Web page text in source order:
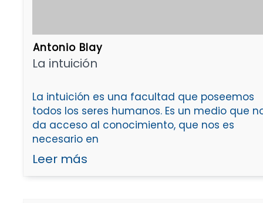
Antonio Blay
La intuición
La intuición es una facultad que poseemos
todos los seres humanos. Es un medio que
da acceso al conocimiento, que nos es
necesario en
Leer más